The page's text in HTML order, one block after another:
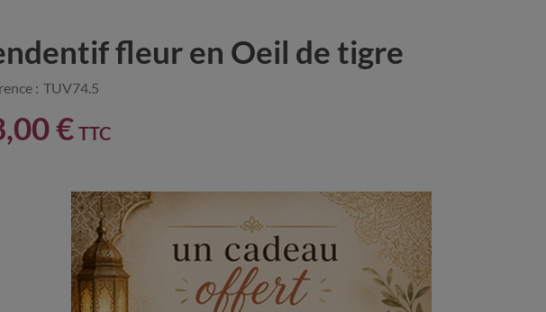
fleur en Oeil de tigre
: TUV74.5
€ TTC